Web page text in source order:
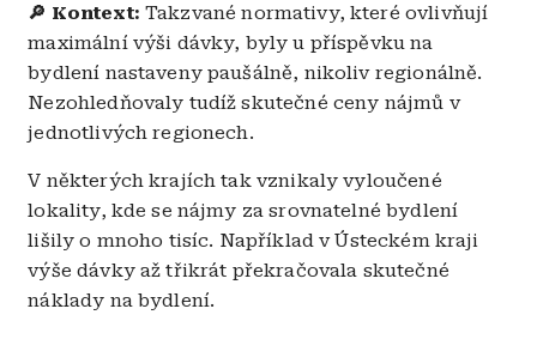
🔎 Kontext: Takzvané normativy, které ovlivňují
maximální výši dávky, byly u příspěvku na
bydlení nastaveny paušálně, nikoliv regionálně.
Nezohledňovaly tudíž skutečné ceny nájmů v
jednotlivých regionech.
V některých krajích tak vznikaly vyloučené
lokality, kde se nájmy za srovnatelné bydlení
lišily o mnoho tisíc. Například v Ústeckém kraji
výše dávky až třikrát překračovala skutečné
náklady na bydlení.